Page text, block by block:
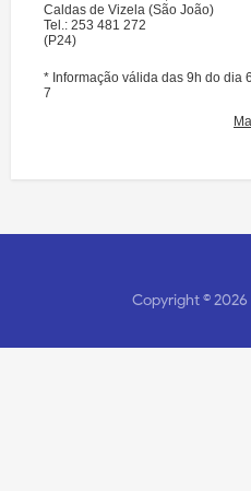
Copyright ©2026